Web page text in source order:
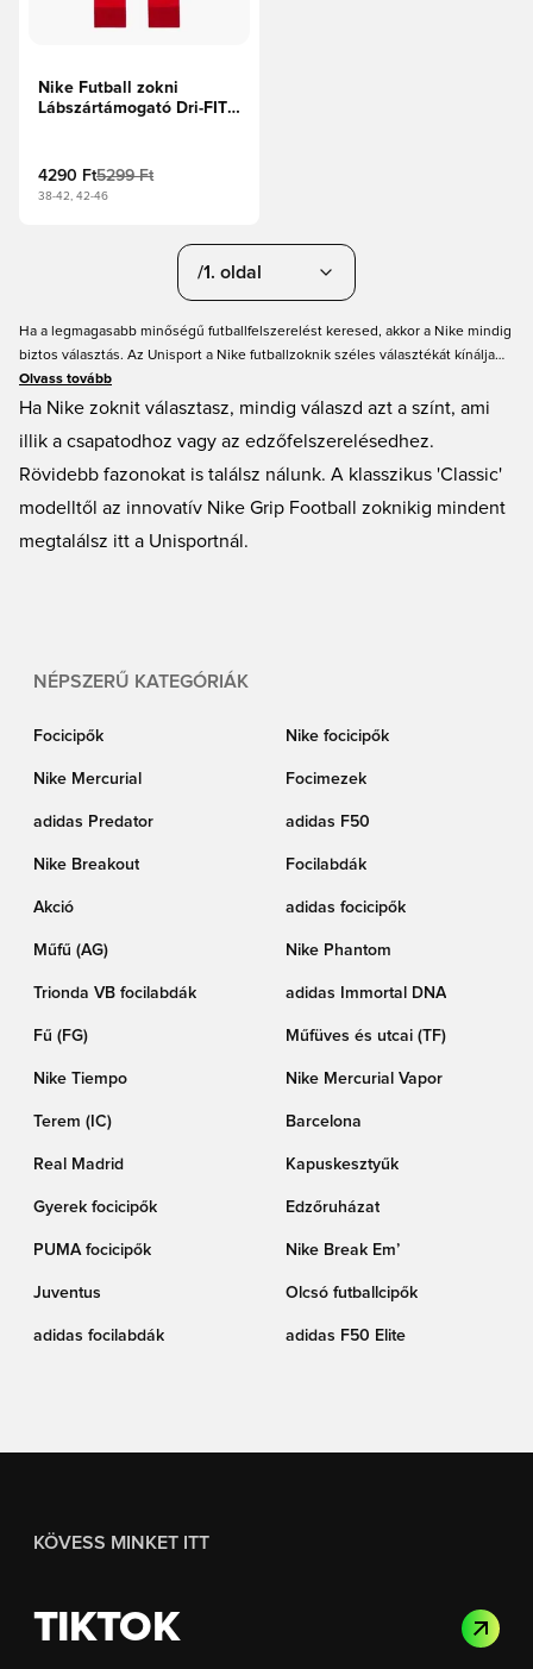
Nike Futball zokni
Lábszártámogató Dri-FIT
4290 Ft5299 Ft
38-42, 42-46
/1. oldal
Ha a legmagasabb minőségű futballfelszerelést keresed, akkor a Nike mindig
biztos választás. Az Unisport a Nike futballzoknik széles választékát kínálja
minden színben és mintában, így mindig megtalálhatod a hozzád illő párt. A
futballzokni fontos része a felszerelésednek.
Olvass tovább
Ha Nike zoknit választasz, mindig válaszd azt a színt, ami
illik a csapatodhoz vagy az edzőfelszerelésedhez.
Rövidebb fazonokat is találsz nálunk. A klasszikus 'Classic'
modelltől az innovatív Nike Grip Football zoknikig mindent
megtalálsz itt a Unisportnál.
NÉPSZERŰ KATEGÓRIÁK
Focicipők Nike focicipők
Nike Mercurial Focimezek
adidas Predator adidas F50
Nike Breakout Focilabdák
Akció adidas focicipők
Műfű (AG) Nike Phantom
Trionda VB focilabdák adidas Immortal DNA
Fű (FG) Műfüves és utcai (TF)
Nike Tiempo Nike Mercurial Vapor
Terem (IC) Barcelona
Real Madrid Kapuskesztyűk
Gyerek focicipők Edzőruházat
PUMA focicipők Nike Break Em’
Juventus Olcsó futballcipők
adidas focilabdák adidas F50 Elite
KÖVESS MINKET ITT
TIKTOK